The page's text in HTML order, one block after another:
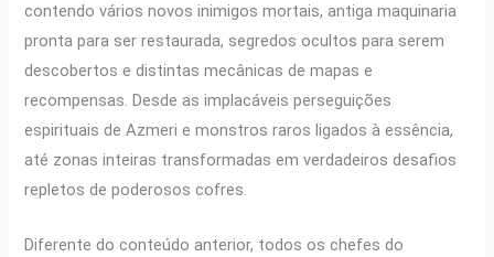
contendo vários novos inimigos mortais, antiga maquinaria
pronta para ser restaurada, segredos ocultos para serem
descobertos e distintas mecânicas de mapas e
recompensas. Desde as implacáveis perseguições
espirituais de Azmeri e monstros raros ligados à essência,
até zonas inteiras transformadas em verdadeiros desafios
repletos de poderosos cofres.
Diferente do conteúdo anterior, todos os chefes do